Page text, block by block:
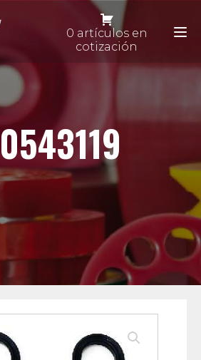
0 artículos en
cotización